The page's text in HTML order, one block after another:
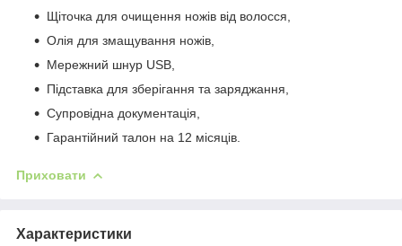
Щіточка для очищення ножів від волосся,
Олія для змащування ножів,
Мережний шнур USB,
Підставка для зберігання та заряджання,
Супровідна документація,
Гарантійний талон на 12 місяців.
Приховати
Характеристики